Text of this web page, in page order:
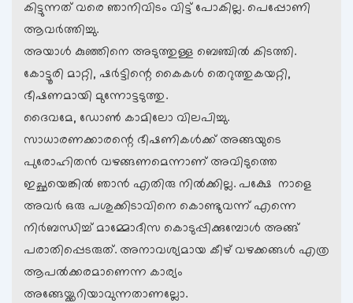
കിട്ടുന്നത് വരെ ഞാനിവിടം വിട്ട് പോകില്ല. പെപ്പോണി
ആവര്‍ത്തിച്ചു.
അയാള്‍ കുഞ്ഞിനെ അടുത്തുള്ള ബെഞ്ചില്‍ കിടത്തി.
കോട്ടൂരി മാറ്റി, ഷര്‍ട്ടിന്റെ കൈകള്‍ തെറുത്തുകയറ്റി,
ഭീഷണമായി മുന്നോട്ടടുത്തു.
ദൈവമേ, ‍‍ഡോണ്‍ കാമിലോ വിലപിച്ചു.
സാധാരണക്കാരന്റെ ഭീഷണികള്‍ക്ക് അങ്ങയുടെ
പുരോഹിതന്‍ വഴങ്ങണമെന്നാണ് അവിടുത്തെ
ഇച്ഛയെങ്കില്‍ ഞാന്‍ എതിരു നില്‍ക്കില്ല. പക്ഷേ ‍ നാളെ
അവര്‍ ഒരു പശുക്കിടാവിനെ കൊണ്ടുവന്ന് എന്നെ
നിര്‍ബന്ധിച്ച് മാമ്മോദീസ കൊടുപ്പിക്കുമ്പോള്‍ അങ്ങ്
പരാതിപ്പെടരുത്. അനാവശ്യമായ കീഴ് വഴക്കങ്ങള്‍ എത്ര
ആപല്‍ക്കരമാണെന്ന കാര്യം
അങ്ങേയ്ക്കറിയാവുന്നതാണല്ലോ.